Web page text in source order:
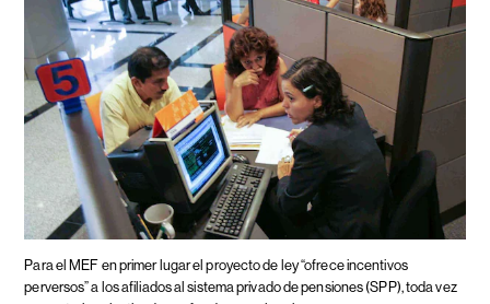
Para el MEF en primer lugar el proyecto de ley “ofrece incentivos
perversos” a los afiliados al sistema privado de pensiones (SPP), toda vez